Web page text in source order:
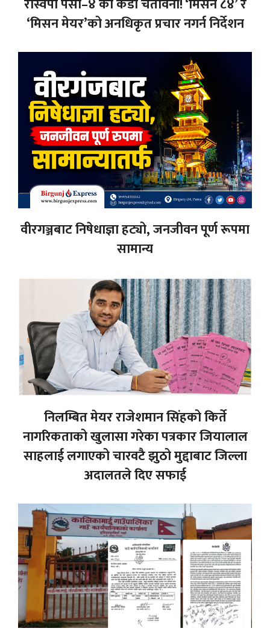
रास्वपा पर्सा–४ को कडा चेतावनी! ‘मिसन ८४’ र
‘मिसन मेयर’को अनधिकृत प्रचार नगर्न निर्देशन
वीरगञ्जबाट निषेधाज्ञा हट्यो, जनजीवन पूर्ण रूपमा
सामान्य
निलम्बित मेयर राजेशमान सिंहको किर्ते
नागरिकताको खुलासा गरेका पत्रकार जियालाल
साहलाई लगाएको चारवटै झुठो मुद्दाबाट जिल्ला
अदालतले दिए सफाई